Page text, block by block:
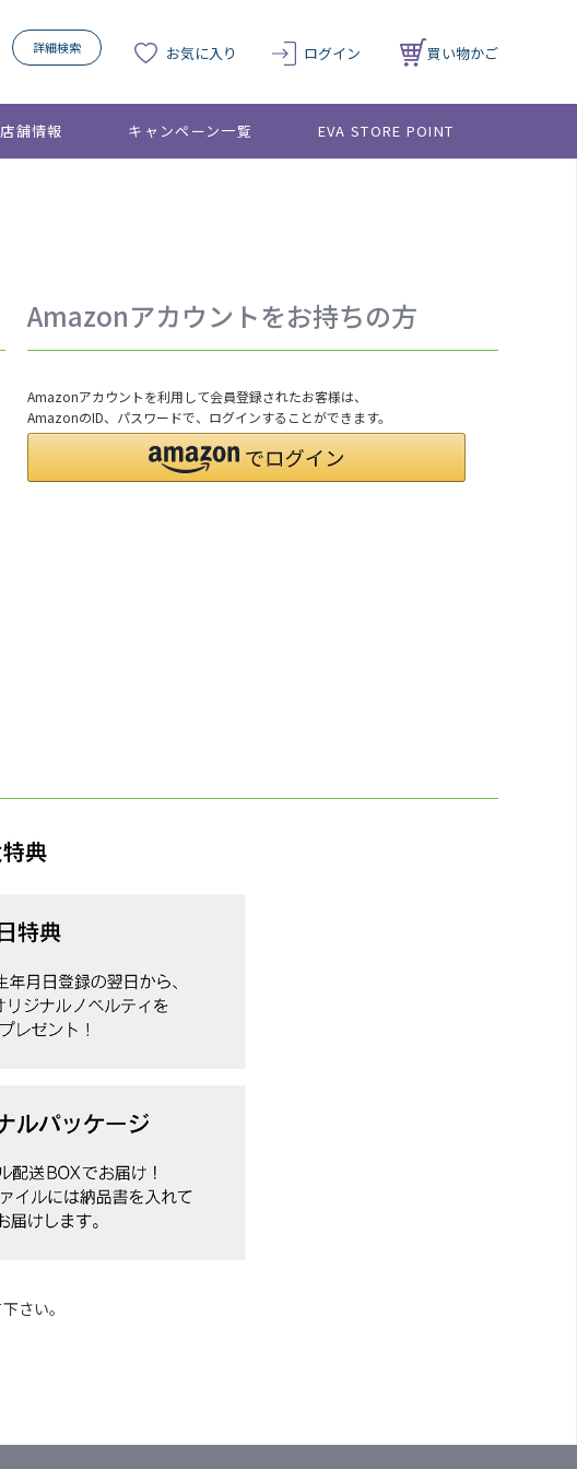
詳細検索 お気に入り ログイン 買い物かご
店舗情報 キャンペーン一覧 EVA STORE POINT
Amazonアカウントをお持ちの方
Amazonアカウントを利用して会員登録されたお客様は、
AmazonのID、パスワードで、ログインすることができます。